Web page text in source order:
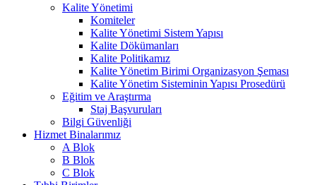
Kalite Yönetimi
Komiteler
Kalite Yönetimi Sistem Yapısı
Kalite Dökümanları
Kalite Politikamız
Kalite Yönetim Birimi Organizasyon Şeması
Kalite Yönetim Sisteminin Yapısı Prosedürü
Eğitim ve Araştırma
Staj Başvuruları
Bilgi Güvenliği
Hizmet Binalarımız
A Blok
B Blok
C Blok